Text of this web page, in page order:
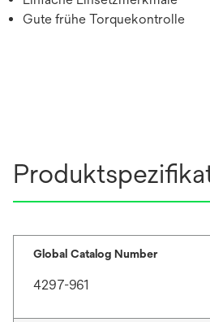
Gute frühe Torquekontrolle
Global Catalog Number
4297-961